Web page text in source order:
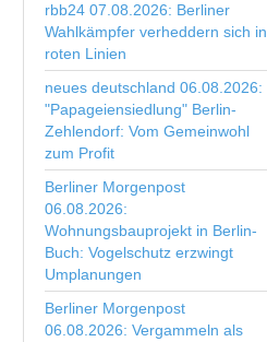
rbb24 07.08.2026: Berliner
Wahlkämpfer verheddern sich in
roten Linien
neues deutschland 06.08.2026:
"Papageiensiedlung" Berlin-
Zehlendorf: Vom Gemeinwohl
zum Profit
Berliner Morgenpost
06.08.2026:
Wohnungsbauprojekt in Berlin-
Buch: Vogelschutz erzwingt
Umplanungen
Berliner Morgenpost
06.08.2026: Vergammeln als